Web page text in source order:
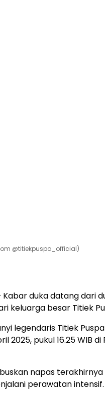
@titiekpuspa_official)
Kabar duka datang dari
keluarga besar Titiek
legendaris Titiek
2025, pukul 16.25 WIB
napas
perawatan intensif.